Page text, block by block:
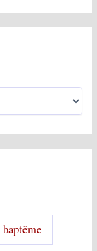
baptême